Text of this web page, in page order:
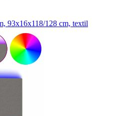
93x16x118/128 cm, textil